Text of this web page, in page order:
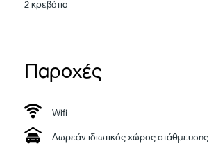
2 κρεβάτια
Παροχές
Wifi
Δωρεάν ιδιωτικός χώρος στάθμευσης